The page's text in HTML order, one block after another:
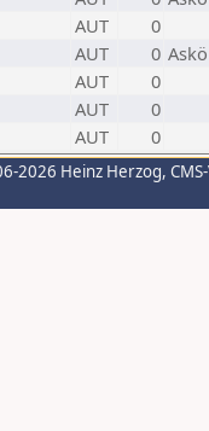
AUT
0
AUT 0
AUT
0
AUT
0
AUT 0
2026 Heinz Herzog,